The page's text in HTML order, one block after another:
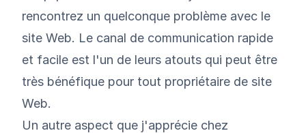
rencontrez un quelconque problème avec le
site Web. Le canal de communication rapide
et facile est l'un de leurs atouts qui peut être
très bénéfique pour tout propriétaire de site
Web.
Un autre aspect que j'apprécie chez